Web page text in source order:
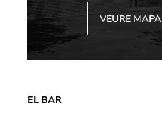
VEURE MAPA
EL BAR